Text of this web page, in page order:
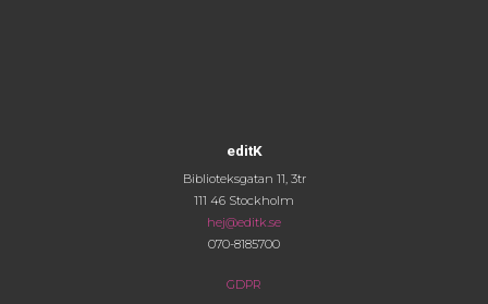
editK
Biblioteksgatan 11, 3tr
111 46 Stockholm
hej@editk.se
070-8185700
GDPR